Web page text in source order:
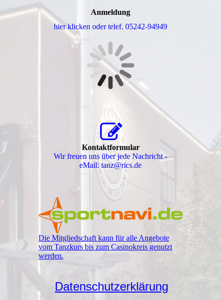
Anmeldung
hier klicken oder telef. 05242-94949
Kontaktformular
Wir freuen uns über jede Nachricht -
eMail: tanz@rics.de
Die Mitgliedschaft kann für alle Angebote
vom Tanzkurs bis zum Casinokreis genutzt
werden.
Datenschutzerklärung